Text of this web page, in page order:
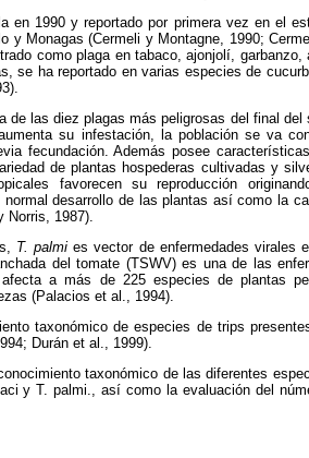
en 1990 y reportado por primera vez en el
y Monagas (Cermeli y Montagne, 1990;
como plaga en tabaco, ajonjolí,
se ha reportado en varias especies de
de las diez plagas más peligrosas del final
su infestación, la población se va
fecundación. Además posee
de plantas hospederas cultivadas y
favorecen su reproducción
desarrollo de las plantas así como la
Norris, 1987).
T. palmies vector de enfermedades virales
del tomate (TSWV) es una de las
a más de 225 especies de plantas
(Palacios et al., 1994).
taxonómico de especies de trips
Durán et al., 1999).
taxonómico de las diferentes
y T. palmi., así como la evaluación del